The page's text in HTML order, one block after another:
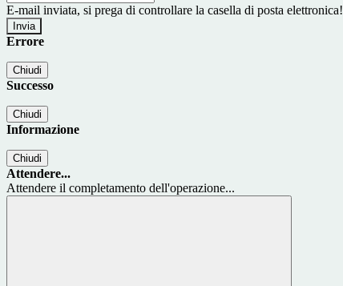
E-mail inviata, si prega di controllare la casella di posta elettronica!
Errore
Chiudi
Successo
Chiudi
Informazione
Chiudi
Attendere...
Attendere il completamento dell'operazione...